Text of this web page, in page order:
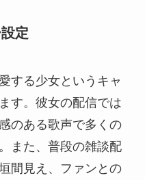
定
する少女というキャ
す。彼女の配信では
のある歌声で多くの
また、普段の雑談配
間見え、ファンとの